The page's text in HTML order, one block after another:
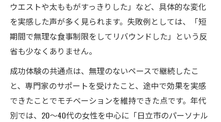
ウエストや太ももがすっきりした」など、具体的な変化
を実感した声が多く見られます。失敗例としては、「短
期間で無理な食事制限をしてリバウンドした」という反
省も少なくありません。
成功体験の共通点は、無理のないペースで継続したこ
と、専門家のサポートを受けたこと、途中で効果を実感
できたことでモチベーションを維持できた点です。年代
別では、20～40代の女性を中心に「日立市のパーソナル